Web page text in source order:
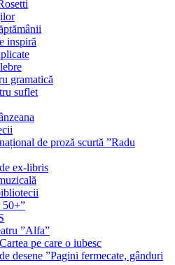
inspiră
gramatică
suflet
de proză scurtă ”Radu
ex-libris
50+”
”Alfa”
pe care o iubesc
desene ”Pagini fermecate, gânduri